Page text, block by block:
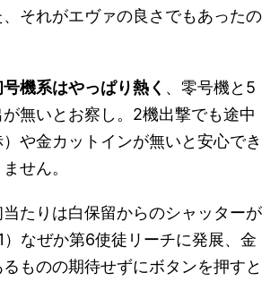
、それがエヴァの良さでもあったの
機系はやっぱり熱く 、零号機と5
無いとお察し。2機出撃でも途中
や金カットインが無いと安心でき
せん。
たりは白保留からのシャッターが
）なぜか第6使徒リーチに発展、金
ものの期待せずにボタンを押すと